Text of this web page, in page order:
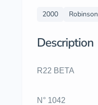
2000 Robinson
Description
R22 BETA
N° 1042